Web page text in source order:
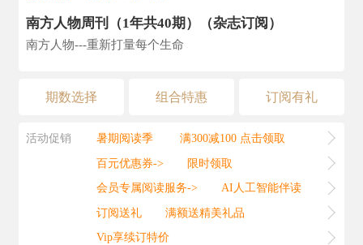
南方人物周刊（1年共40期）（杂志订阅）
南方人物---重新打量每个生命
期数选择 组合特惠 订阅有礼
活动促销 暑期阅读季
满300减100 点击领取
百元优惠券->
限时领取
会员专属阅读服务->
AI人工智能伴读
订阅送礼
满额送精美礼品
Vip享续订特价